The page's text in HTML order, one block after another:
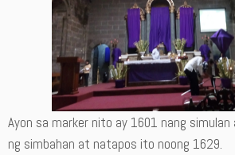
Ayon sa marker nito ay 1601 nang simulan
ng simbahan at natapos ito noong 1629.